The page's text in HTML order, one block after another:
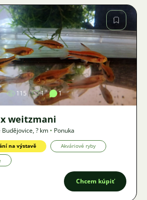
Obrázok
115 1 1
weitzmani
Budějovice,? km • Ponuka
na výstavě Akváriové ryby
Chcem kúpiť